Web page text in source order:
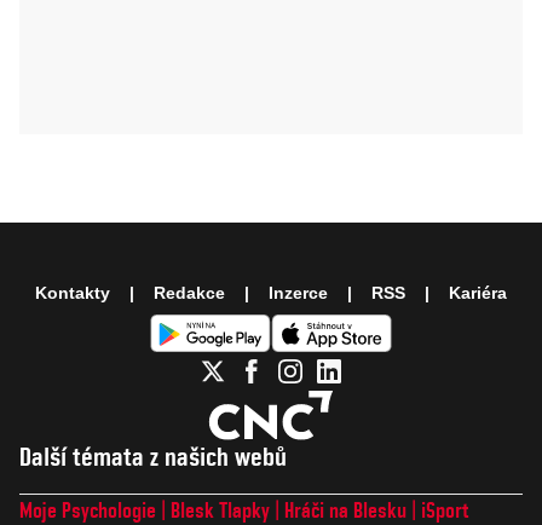
Další témata z našich webů
Moje Psychologie Blesk Tlapky Hráči na Blesku
iSport
Kontakty Redakce Inzerce RSS Kariéra